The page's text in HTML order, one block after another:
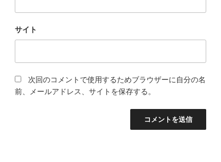
サイト
次回のコメントで使用するためブラウザーに自分の名
前、メールアドレス、サイトを保存する。